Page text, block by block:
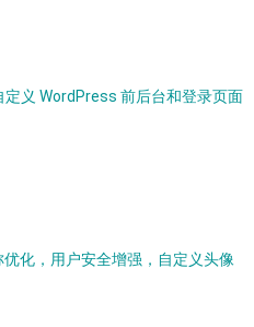
义 WordPress 前后台和登录页面
优化，用户安全增强，自定义头像